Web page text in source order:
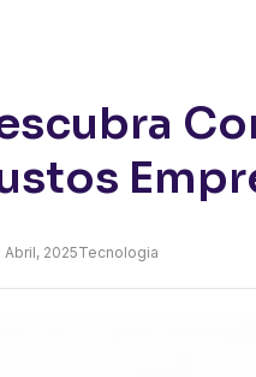
Abril, 2025Tecnologia